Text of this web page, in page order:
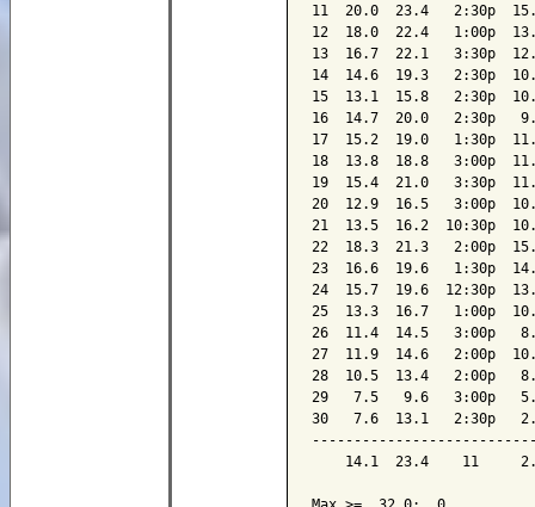
11  20.0  23.4   2:30p
12  18.0  22.4   1:00p
13  16.7  22.1   3:30p
14  14.6  19.3   2:30p
15  13.1  15.8   2:30p
16  14.7  20.0   2:30p
17  15.2  19.0   1:30p
18  13.8  18.8   3:00p
19  15.4  21.0   3:30p
20  12.9  16.5   3:00p
21  13.5  16.2  10:30p
22  18.3  21.3   2:00p
23  16.6  19.6   1:30p
24  15.7  19.6  12:30p
25  13.3  16.7   1:00p
26  11.4  14.5   3:00p
27  11.9  14.6   2:00p
28  10.5  13.4   2:00p
29   7.5   9.6   3:00p
30   7.6  13.1   2:30p
14.1  23.4    11